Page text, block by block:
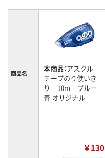
商品名 本商品：アスクル
テープのり使いき
り 10m ブルー
青 オリジナル
￥130